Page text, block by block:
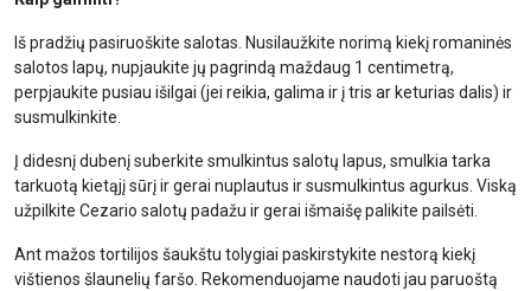
Iš pradžių pasiruoškite salotas. Nusilaužkite norimą kiekį romaninės
salotos lapų, nupjaukite jų pagrindą maždaug 1 centimetrą,
perpjaukite pusiau išilgai (jei reikia, galima ir į tris ar keturias dalis) ir
susmulkinkite.
Į didesnį dubenį suberkite smulkintus salotų lapus, smulkia tarka
tarkuotą kietąjį sūrį ir gerai nuplautus ir susmulkintus agurkus. Viską
užpilkite Cezario salotų padažu ir gerai išmaišę palikite pailsėti.
Ant mažos tortilijos šaukštu tolygiai paskirstykite nestorą kiekį
vištienos šlaunelių faršo. Rekomenduojame naudoti jau paruoštą